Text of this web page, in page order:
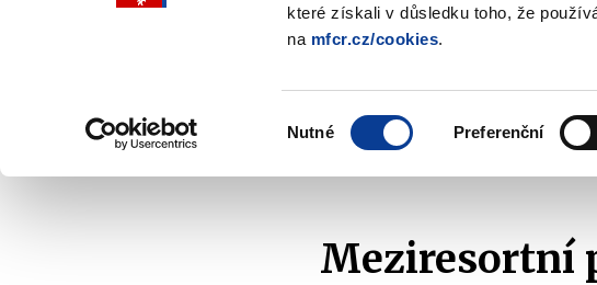
které získali v důsledku toho, že
na mfcr.cz/cookies.
Nutné Preferenční
submenu
submenu
politika
Kariéra a vzdělávání Veřejné diskuze
Meziresortní